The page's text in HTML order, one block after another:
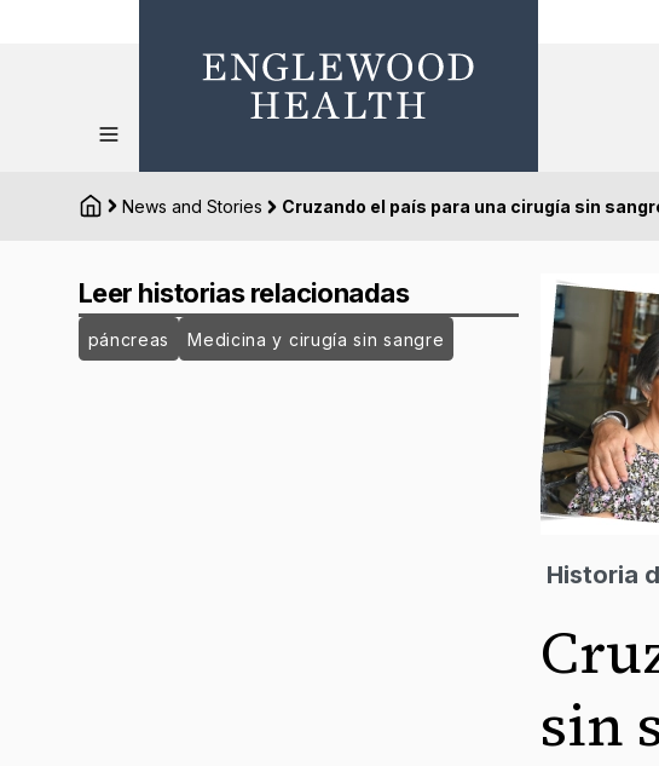
News and Stories Cruzando el país para una cirugía sin
Leer historias relacionadas
páncreas Medicina y cirugía sin sangre
Historia
sin